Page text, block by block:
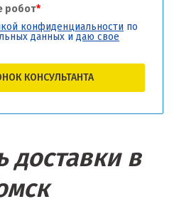
робот*
конфиденциальности по
данных и даю свое
КОНСУЛЬТАНТА
доставки в